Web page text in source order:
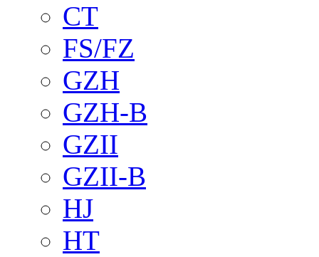
CT
FS/FZ
GZH
GZH-B
GZII
GZII-B
HJ
HT